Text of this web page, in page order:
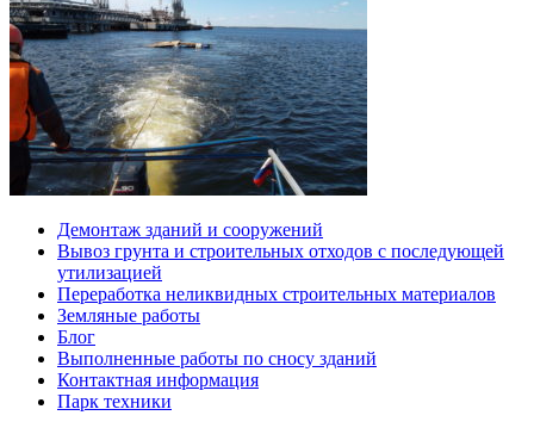
Демонтаж зданий и сооружений
Вывоз грунта и строительных отходов с последующей
утилизацией
Переработка неликвидных строительных материалов
Земляные работы
Блог
Выполненные работы по сносу зданий
Контактная информация
Парк техники